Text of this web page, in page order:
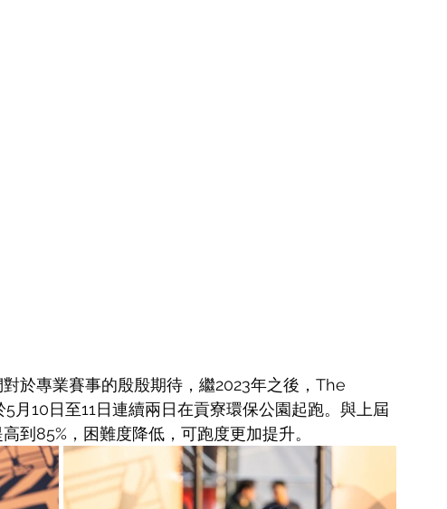
於專業賽事的殷殷期待，繼2023年之後，The
月10日至11日連續兩日在貢寮環保公園起跑。與上屆
到85%，困難度降低，可跑度更加提升。